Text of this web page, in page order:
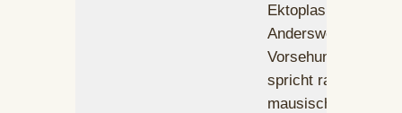
Ektoplasmose,
Andersweltkunde
Vorsehung und
spricht rattisch,
mausisch,